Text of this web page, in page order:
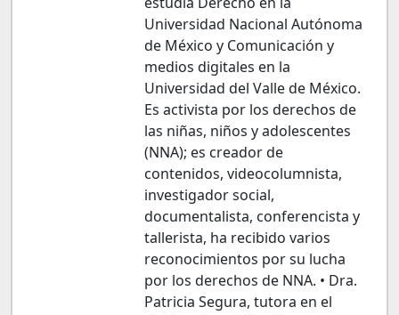
Universidad Nacional Autónoma
de México y Comunicación y
medios digitales en la
Universidad del Valle de México.
Es activista por los derechos de
las niñas, niños y adolescentes
(NNA); es creador de
contenidos, videocolumnista,
investigador social,
documentalista, conferencista y
tallerista, ha recibido varios
reconocimientos por su lucha
por los derechos de NNA. • Dra.
Patricia Segura, tutora en el